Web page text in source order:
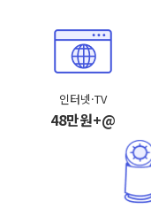
인터넷·TV
48만원+@